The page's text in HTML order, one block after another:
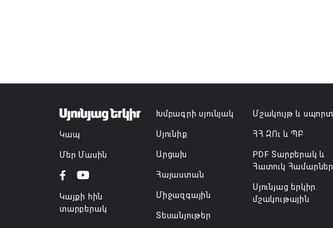
Կապ
Մեր Մասին
Կայքի հին
տարբերակ
Խմբագրի սյունյակ
Սյունիք
Արցախ
Հայաստան
Միջազգային
Տեսանյութեր
Մշակույթ և սպորտ
ՀՀ ԶՈւ և ՊԲ
PDF Տարբերակ և
Հատուկ Համարներ
Սյունյաց երկիր.
մշակութային